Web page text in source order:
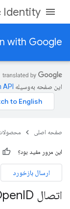
Identity
with Google
این صفحه به‌وسیله
صفحه اصلی
این مرور مفید بود؟
ارسال بازخورد
اتصال Open ID